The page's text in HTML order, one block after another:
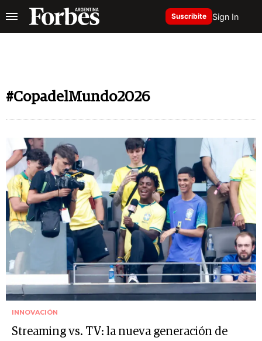
Suscribite Sign In
#CopadelMundo2026
INNOVACIÓN
Streaming vs. TV: la nueva generación de